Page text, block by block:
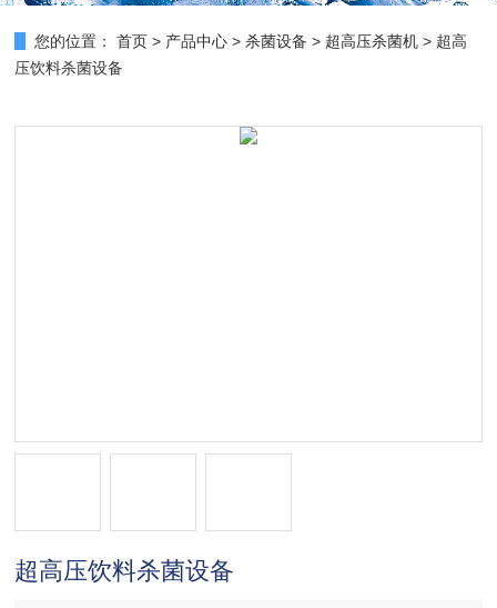
您的位置： 首页 > 产品中心 >杀菌设备 > 超高压杀菌机 > 超高
压饮料杀菌设备
超高压饮料杀菌设备